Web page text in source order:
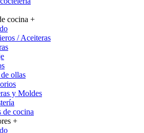
cocina +
/ Aceiteras
ollas
y Moldes
de cocina
+